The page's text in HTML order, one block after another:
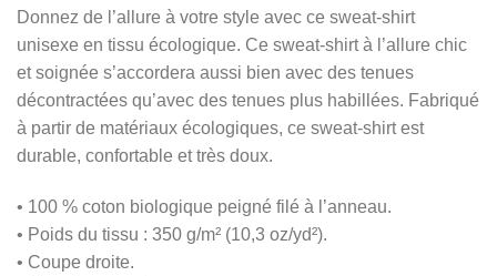
Donnez de l’allure à votre style avec ce sweat-shirt
unisexe en tissu écologique. Ce sweat-shirt à l’allure chic
et soignée s’accordera aussi bien avec des tenues
décontractées qu’avec des tenues plus habillées. Fabriqué
à partir de matériaux écologiques, ce sweat-shirt est
durable, confortable et très doux.
• 100 % coton biologique peigné filé à l’anneau.
• Poids du tissu : 350 g/m² (10,3 oz/yd²).
• Coupe droite.